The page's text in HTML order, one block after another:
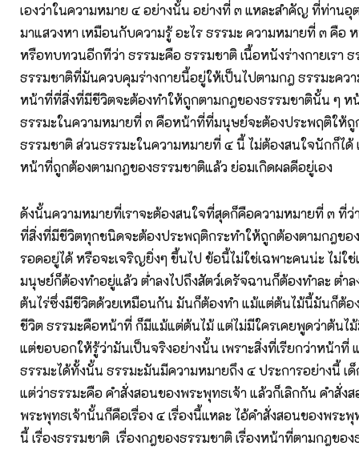
เองว่าในความหมาย ๔ อย่างนั้น อย่างที่ ๓ แหละสำคัญ ที่ท่านอุ
มาแสวงหา เหมือนกับความรู้ อะไร ธรรมะ ความหมายที่ ๓ คือ
หรือทบทวนอีกทีว่า ธรรมะคือ ธรรมชาติ เนื้อหนังร่างกายเรา
ธรรมชาติที่มันควบคุมร่างกายนี้อยู่ให้เป็นไปตามกฎ ธรรมะคว
หน้าที่ที่สิ่งที่มีชีวิตจะต้องทำให้ถูกตามกฎของธรรมชาตินั้น ๆ ห
ธรรมะในความหมายที่ ๓ คือหน้าที่ที่มนุษย์จะต้องประพฤติให้ถู
ธรรมชาติ ส่วนธรรมะในความหมายที่ ๔ นี้ ไม่ต้องสนใจนักก็ได้
หน้าที่ถูกต้องตามกฎของธรรมชาติแล้ว ย่อมเกิดผลดีอยู่เอง
ดังนั้นความหมายที่เราจะต้องสนใจที่สุดก็คือความหมายที่ ๓ ที่
ที่สิ่งที่มีชีวิตทุกชนิดจะต้องประพฤติกระทำให้ถูกต้องตามกฎขอ
รอดอยู่ได้ หรือจะเจริญยิ่งๆ ขึ้นไป ข้อนี้ไม่ใช่เฉพาะคนน่ะ ไม่ใ
มนุษย์ก็ต้องทำอยู่แล้ว ต่ำลงไปถึงสัตว์เดรัจฉานก็ต้องทำละ ต่ำ
ต้นไร่ซึ่งมีชีวิตด้วยเหมือนกัน มันก็ต้องทำ แม้แต่ต้นไม้นี้มันก็ต้อ
ชีวิต ธรรมะคือหน้าที่ ก็มีแม้แต่ต้นไม้ แต่ไม่มีใครเคยพูดว่าต้นไ
แต่ขอบอกให้รู้ว่ามันเป็นจริงอย่างนั้น เพราะสิ่งที่เรียกว่าหน้าที่
ธรรมะได้ทั้งนั้น ธรรมะมันมีความหมายถึง ๔ ประการอย่างนี้ เ
แต่ว่าธรรมะคือ คำสั่งสอนของพระพุทธเจ้า แล้วก็เลิกกัน คำสั่ง
พระพุทธเจ้านั้นก็คือเรื่อง ๔ เรื่องนี้แหละ ไอ้คำสั่งสอนของพระพุ
นี้ เรื่องธรรมชาติ เรื่องกฎของธรรมชาติ เรื่องหน้าที่ตามกฎของ